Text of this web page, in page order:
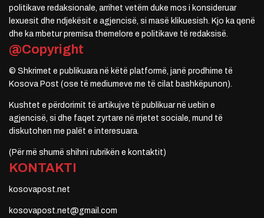
politikave redaksionale, arrihet vetëm duke mos i konsideruar
lexuesit dhe ndjekësit e agjencisë, si masë klikuesish. Kjo ka qenë
dhe ka mbetur premisa themelore e politikave të redaksisë.
@Copyright
© Shkrimet e publikuara në këtë platformë, janë prodhime të
Kosova Post (ose të mediumeve me të cilat bashkëpunon).
Kushtet e përdorimit të artikujve të publikuar në uebin e
agjencisë, si dhe faqet zyrtare në rrjetet sociale, mund të
diskutohen me palët e interesuara.
(Për më shumë shihni rubrikën e kontaktit)
KONTAKTI
kosovapost.net
kosovapost.net@gmail.com